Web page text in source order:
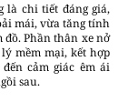
là chi tiết đáng giá,
mái, vừa tăng tính
Phần thân xe nở
mềm mại, kết hợp
cảm giác êm ái
sau.